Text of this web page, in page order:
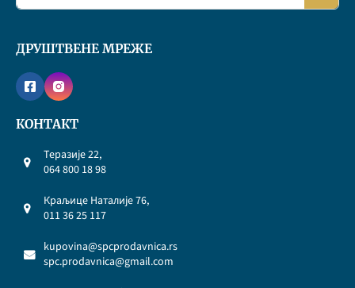
ДРУШТВЕНЕ МРЕЖЕ
КОНТАКТ
Теразије 22,
064 800 18 98
Краљице Наталије 76,
011 36 25 117
kupovina@spcprodavnica.rs
spc.prodavnica@gmail.com